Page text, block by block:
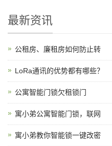
最新资讯
公租房、廉租房如何防止转
LoRa通讯的优势都有哪些？
公寓智能门锁欠租锁门
寓小弟公寓智能门锁，联网
寓小弟教你智能锁一键改密